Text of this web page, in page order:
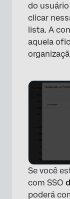
do
clicar
lista. A
aquela
Se você
com SSO
poderá